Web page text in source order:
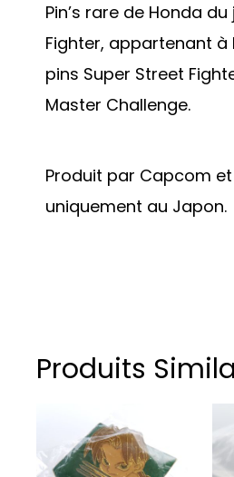
Pin’s rare de Honda
Fighter, appartenant
pins Super Street
Master Challenge.
Produit par Capcom et
uniquement au Japon.
Produits